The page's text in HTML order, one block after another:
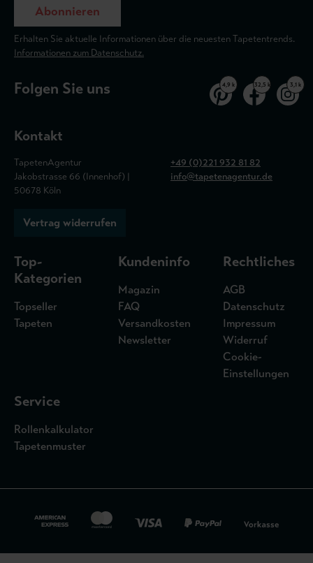
Abonnieren
Erhalten Sie aktuelle Informationen über die neuesten Tapetentrends.
Informationen zum Datenschutz.
Folgen Sie uns 4,9 k 32,5 k 3,1 k
Kontakt
TapetenAgentur
Jakobstrasse 66 (Innenhof) |
50678 Köln
+49 (0)221 932 81 82
info@tapetenagentur.de
Vertrag widerrufen
Top-
Kategorien
Topseller
Tapeten
Kundeninfo
Magazin
FAQ
Versandkosten
Newsletter
Rechtliches
AGB
Datenschutz
Impressum
Widerruf
Cookie-
Einstellungen
Service
Rollenkalkulator
Tapetenmuster